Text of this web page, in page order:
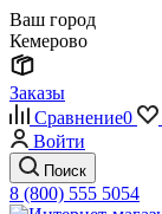
Ваш город
Кемерово
Заказы
Сравнение0
Войти
Поиск
8 (800) 555 5054